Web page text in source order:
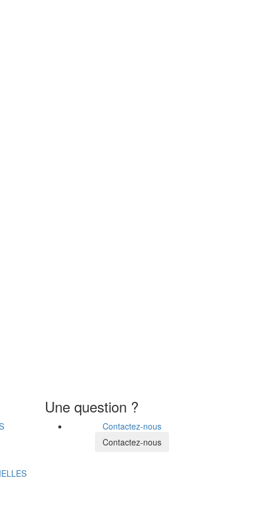
Une question ?
Contactez-nous
Contactez-nous